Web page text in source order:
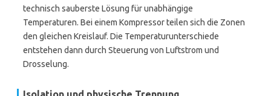
technisch sauberste Lösung für unabhängige
Temperaturen. Bei einem Kompressor teilen sich die Zonen
den gleichen Kreislauf. Die Temperaturunterschiede
entstehen dann durch Steuerung von Luftstrom und
Drosselung.